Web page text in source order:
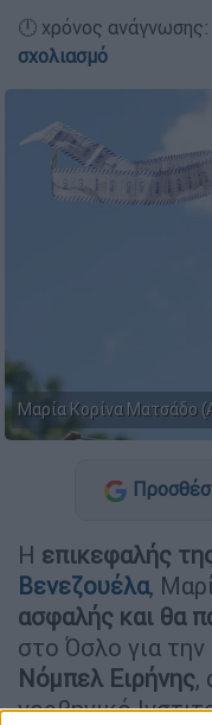
🕛 χρόνος
σχολιασμό
Μαρία Κορίνα Ματσάδο
Η επικεφαλής
Βενεζουέλα,
ασφαλής και θα
στο Όσλο για την
Νόμπελ Ειρήνης,
νορβηγικό